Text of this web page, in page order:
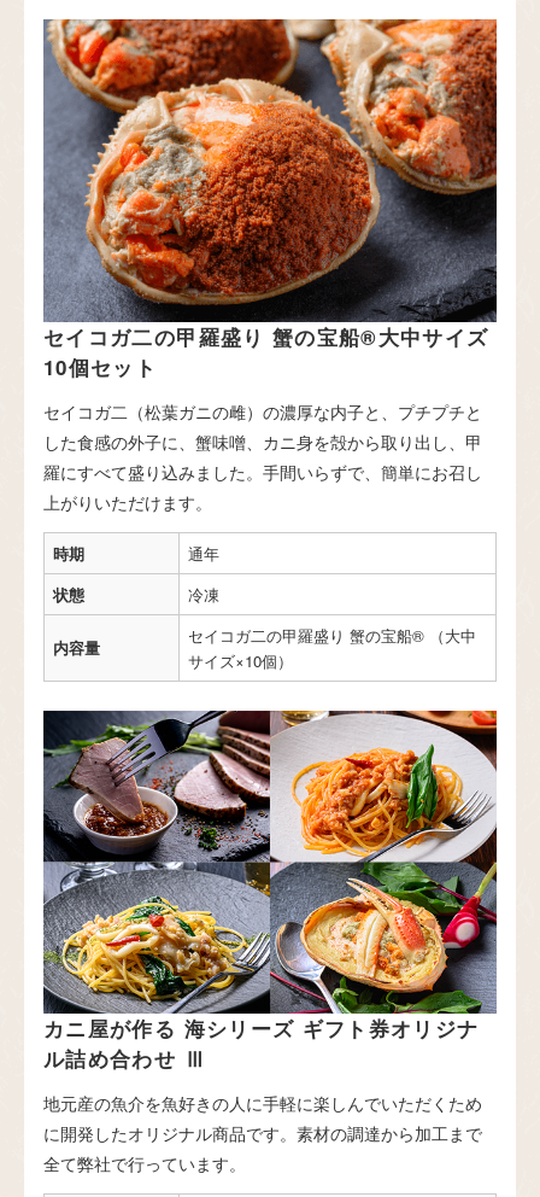
セイコガ二の甲羅盛り 蟹の宝船®大中サイズ
10個セット
セイコガ二（松葉ガニの雌）の濃厚な内子と、プチプチと
した食感の外子に、蟹味噌、カニ身を殻から取り出し、甲
羅にすべて盛り込みました。手間いらずで、簡単にお召し
上がりいただけます。
時期
通年
状態
冷凍
内容量
セイコガ二の甲羅盛り 蟹の宝船® （大中
サイズ×10個）
カニ屋が作る 海シリーズ ギフト券オリジナ
ル詰め合わせ Ⅲ
地元産の魚介を魚好きの人に手軽に楽しんでいただくため
に開発したオリジナル商品です。素材の調達から加工まで
全て弊社で行っています。